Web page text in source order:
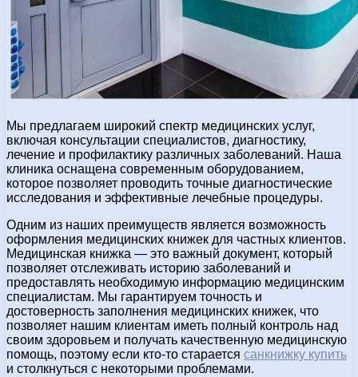
Мы предлагаем широкий спектр медицинских услуг,
включая консультации специалистов, диагностику,
лечение и профилактику различных заболеваний. Наша
клиника оснащена современным оборудованием,
которое позволяет проводить точные диагностические
исследования и эффективные лечебные процедуры.
Одним из наших преимуществ является возможность
оформления медицинских книжек для частных клиентов.
Медицинская книжка — это важный документ, который
позволяет отслеживать историю заболеваний и
предоставлять необходимую информацию медицинским
специалистам. Мы гарантируем точность и
достоверность заполнения медицинских книжек, что
позволяет нашим клиентам иметь полный контроль над
своим здоровьем и получать качественную медицинскую
помощь, поэтому если кто-то старается санкнижку купить
и столкнуться с некоторыми проблемами.